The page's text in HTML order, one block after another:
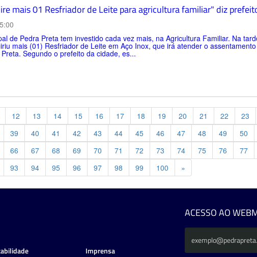
mais 01 Resfriador de Leite para agricultura familiar" diz
de Pedra Preta tem investido cada vez mais, na Agricultura Familiar. Na
mais (01) Resfriador de Leite em Aço Inox, que irá atender o
Segundo o prefeito da cidade, es...
12 13 14 15 16 17 18 19 20 21 22 23
39 40 41 42 43 44 45 46 47 48 49 50
66 67 68 69 70 71 72 73 74 75 76 77
93 94 95 96 97 98 99 100 »
Imprensa
ACESSO AO